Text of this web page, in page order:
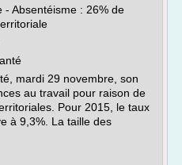
- Absentéisme : 26% de
mardi 29 novembre, son
au travail pour raison de
Pour 2015, le taux
à 9,3%. La taille des